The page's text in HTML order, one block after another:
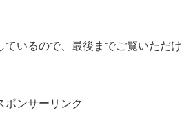
ているので、最後までご覧いただけ
ポンサーリンク